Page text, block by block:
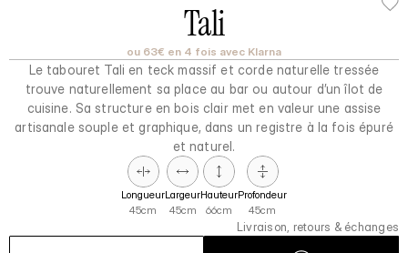
Tali
ou 63€ en 4 fois avec Klarna
Le tabouret Tali en teck massif et corde naturelle tressée
trouve naturellement sa place au bar ou autour d’un îlot de
cuisine. Sa structure en bois clair met en valeur une assise
artisanale souple et graphique, dans un registre à la fois épuré
et naturel.
Longueur
45cm
Largeur
45cm
Hauteur
66cm
Profondeur
45cm
Livraison, retours & échanges